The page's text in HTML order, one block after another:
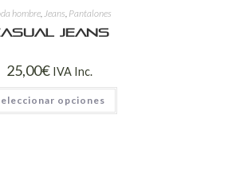
hombre,Jeans, Pantalones
jeans
25,00€ IVA Inc.
opciones